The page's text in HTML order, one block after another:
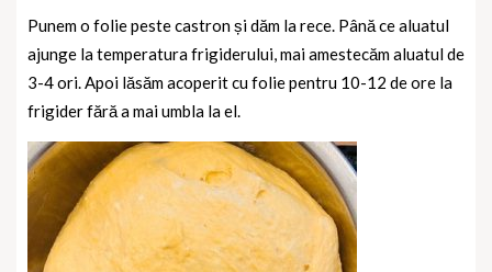
Punem o folie peste castron și dăm la rece. Până ce aluatul
ajunge la temperatura frigiderului, mai amestecăm aluatul de
3-4 ori. Apoi lăsăm acoperit cu folie pentru 10-12 de ore la
frigider fără a mai umbla la el.